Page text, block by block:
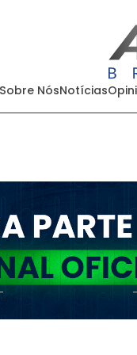
Sobre NósNotícias